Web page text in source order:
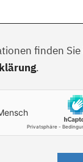
finden Sie
.